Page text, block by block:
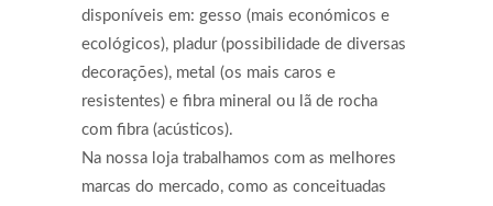
disponíveis em: gesso (mais económicos e
ecológicos), pladur (possibilidade de diversas
decorações), metal (os mais caros e
resistentes) e fibra mineral ou lã de rocha
com fibra (acústicos).
Na nossa loja trabalhamos com as melhores
marcas do mercado, como as conceituadas